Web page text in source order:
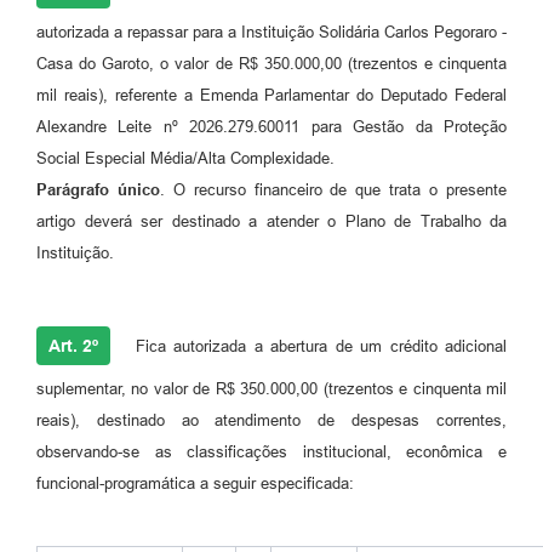
autorizada a repassar para a Instituição Solidária Carlos Pegoraro -
Casa do Garoto, o valor de R$ 350.000,00 (trezentos e cinquenta
mil reais), referente a Emenda Parlamentar do Deputado Federal
Alexandre Leite nº 2026.279.60011 para Gestão da Proteção
Social Especial Média/Alta Complexidade.
Parágrafo único. O recurso financeiro de que trata o presente
artigo deverá ser destinado a atender o Plano de Trabalho da
Instituição.
Art. 2º Fica autorizada a abertura de um crédito adicional
suplementar, no valor de R$ 350.000,00 (trezentos e cinquenta mil
reais), destinado ao atendimento de despesas correntes,
observando-se as classificações institucional, econômica e
funcional-programática a seguir especificada: